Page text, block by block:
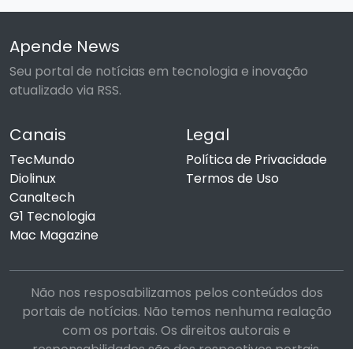
Apende News
Seu portal de notícias em tecnologia e inovação
atualizado via RSS.
Canais
TecMundo
Diolinux
Canaltech
G1 Tecnologia
Mac Magazine
Legal
Política de Privacidade
Termos de Uso
Não nos resposabilizamos pelos conteúdos dos
portais de notícias. Não temos nenhuma realação
com os portais. Os direitos autorais e